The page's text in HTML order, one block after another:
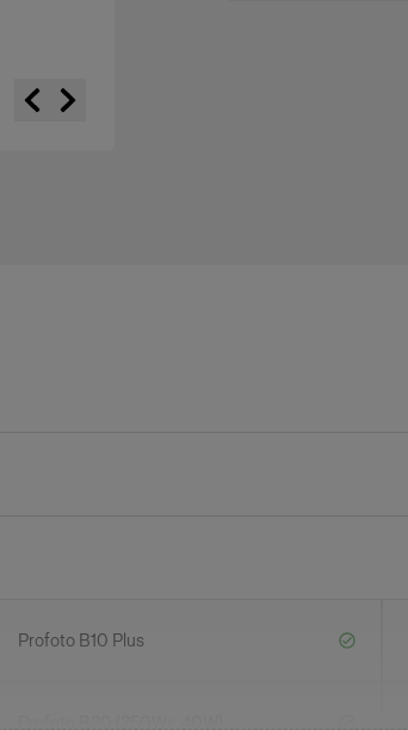
Profoto B10 Plus